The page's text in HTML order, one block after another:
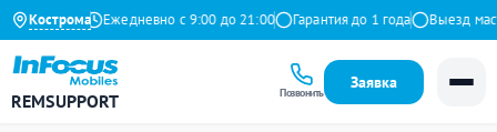
Кострома
на Яндекс Ежедневно с 9:00 до 21:00 Гарантия до 1 года Выезд
REMSUPPORT Позвонить
Заявка